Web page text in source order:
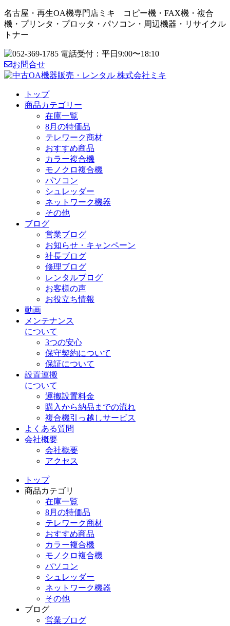
名古屋・再生OA機専門店ミキ コピー機・FAX機・複合
機・プリンタ・プロッタ・パソコン・周辺機器・リサイクル
トナー
お問合せ
トップ
商品カテゴリー
在庫一覧
8月の特価品
テレワーク商材
おすすめ商品
カラー複合機
モノクロ複合機
パソコン
シュレッダー
ネットワーク機器
その他
ブログ
営業ブログ
お知らせ・キャンペーン
社長ブログ
修理ブログ
レンタルブログ
お客様の声
お役立ち情報
動画
メンテナンス
について
3つの安心
保守契約について
保証について
設置運搬
について
運搬設置料金
購入から納品までの流れ
複合機引っ越しサービス
よくある質問
会社概要
会社概要
アクセス
トップ
商品カテゴリ
在庫一覧
8月の特価品
テレワーク商材
おすすめ商品
カラー複合機
モノクロ複合機
パソコン
シュレッダー
ネットワーク機器
その他
ブログ
営業ブログ